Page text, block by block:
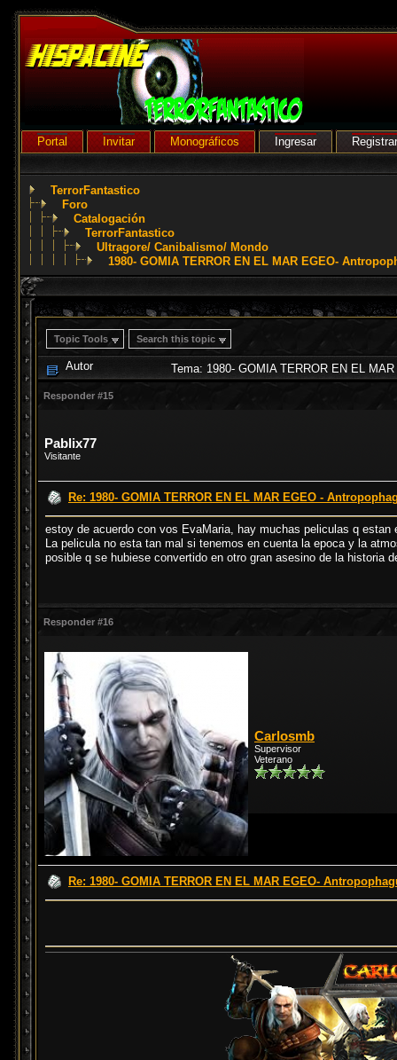
Portal Invitar Monográficos Ingresar
TerrorFantastico
Foro
Catalogación
TerrorFantastico
Ultragore/ Canibalismo/ Mondo
1980- GOMIA TERROR EN EL MAR EGEO-
Topic Tools Search this topic
Autor Tema: 1980- GOMIA TERROR EN EL
Responder #15
Pablix77
Visitante
Re: 1980- GOMIA TERROR EN EL MAR EGEO -
estoy de acuerdo con vos EvaMaria, hay muchas peliculas q
La pelicula no esta tan mal si tenemos en cuenta la epoca y la
posible q se hubiese convertido en otro gran asesino de la historia
Responder #16
Carlosmb
Supervisor
Veterano
Re: 1980- GOMIA TERROR EN EL MAR EGEO-